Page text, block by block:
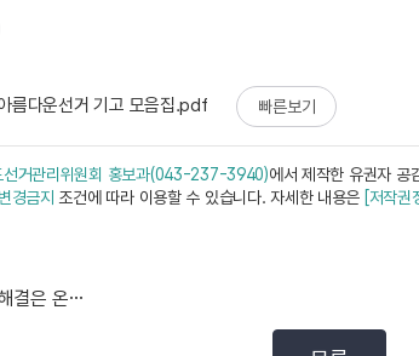
름다운선거 기고 모음집.pdf 빠른보기
선거관리위원회 홍보과(043-237-3940)에서 제작한 유권자 공
경금지 조건에 따라 이용할 수 있습니다. 자세한 내용은 [저작권
기고문-이제 갈등 해결은 온라인투표로